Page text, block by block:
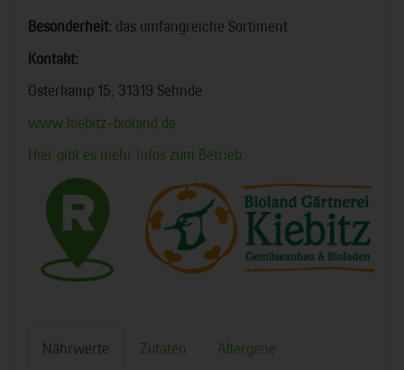
Besonderheit: das umfangreiche Sortiment
Kontakt:
Osterkamp 15, 31319 Sehnde
www.kiebitz-bioland.de
Hier gibt es mehr Infos zum Betrieb.
Nährwerte Zutaten Allergene